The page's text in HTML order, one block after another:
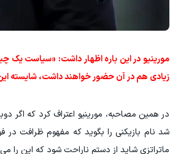
مورینیو در این باره اظهار داشت: «سیاست یک
زیادی هم در آن حضور خواهند داشت، شایسته‌
در همین مصاحبه، مورینیو اعتراف کرد که اگر
شد نام بازیکنی را بگوید که مفهوم ظرافت در
ماتراتزی شاید از دستم ناراحت شود که این را